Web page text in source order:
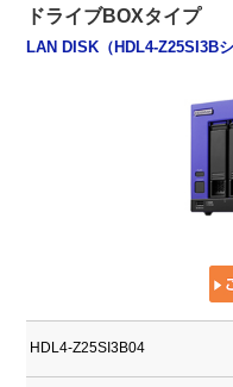
ドライブBOXタイプ
LAN DISK（HDL4-Z25SI3Bシ
HDL4-Z25SI3B04